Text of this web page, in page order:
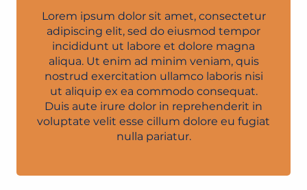
Lorem ipsum dolor sit amet, consectetur
adipiscing elit, sed do eiusmod tempor
incididunt ut labore et dolore magna
aliqua. Ut enim ad minim veniam, quis
nostrud exercitation ullamco laboris nisi
ut aliquip ex ea commodo consequat.
Duis aute irure dolor in reprehenderit in
voluptate velit esse cillum dolore eu fugiat
nulla pariatur.